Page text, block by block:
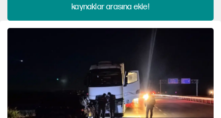
kaynaklar arasına ekle!